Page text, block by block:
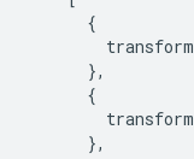
{
transform
},
{
transform
},